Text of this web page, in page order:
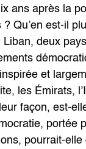
ans après la
Qu’en est-il
deux
et
les Émirats,
façon, est-
portée
pourrait-elle